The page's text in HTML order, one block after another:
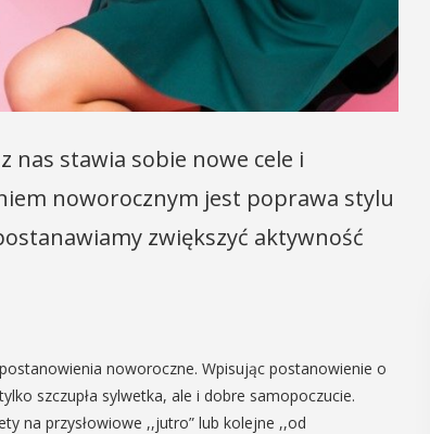
nas stawia sobie nowe cele i
noworocznym jest poprawa stylu
zwiększyć aktywność
noworoczne. Wpisując postanowienie o
szczupła sylwetka, ale i dobre samopoczucie.
na przysłowiowe ,,jutro” lub kolejne ,,od